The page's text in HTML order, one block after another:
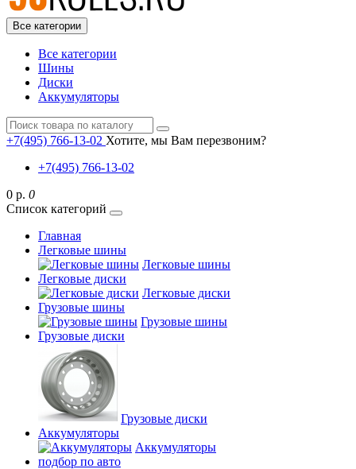
Все категории
Все категории
Шины
Диски
Аккумуляторы
+7(495) 766-13-02 Хотите, мы Вам перезвоним?
+7(495) 766-13-02
0 р. 0
Список категорий
Главная
Легковые шины
Легковые шины
Легковые диски
Легковые диски
Грузовые шины
Грузовые шины
Грузовые диски
Грузовые диски
Аккумуляторы
Аккумуляторы
подбор по авто